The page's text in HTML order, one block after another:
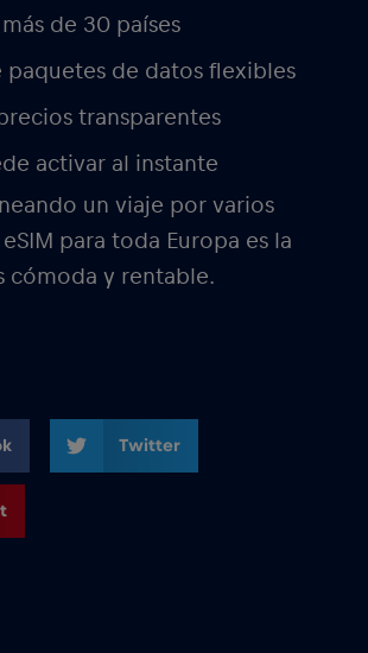
de 30 países
paquetes de datos flexibles
transparentes
activar al instante
un viaje por varios
para toda Europa es la
cómoda y rentable.
Twitter